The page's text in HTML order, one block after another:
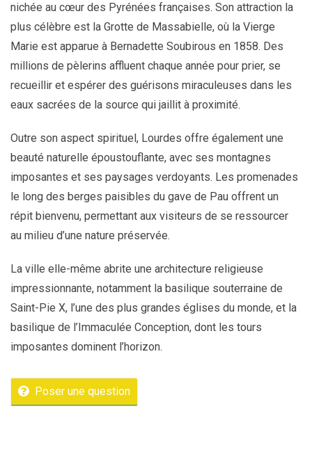
nichée au cœur des Pyrénées françaises. Son attraction la
plus célèbre est la Grotte de Massabielle, où la Vierge
Marie est apparue à Bernadette Soubirous en 1858. Des
millions de pèlerins affluent chaque année pour prier, se
recueillir et espérer des guérisons miraculeuses dans les
eaux sacrées de la source qui jaillit à proximité.
Outre son aspect spirituel, Lourdes offre également une
beauté naturelle époustouflante, avec ses montagnes
imposantes et ses paysages verdoyants. Les promenades
le long des berges paisibles du gave de Pau offrent un
répit bienvenu, permettant aux visiteurs de se ressourcer
au milieu d’une nature préservée.
La ville elle-même abrite une architecture religieuse
impressionnante, notamment la basilique souterraine de
Saint-Pie X, l’une des plus grandes églises du monde, et la
basilique de l’Immaculée Conception, dont les tours
imposantes dominent l’horizon.
Poser une question